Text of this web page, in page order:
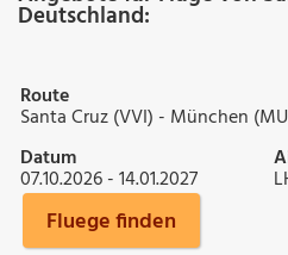
Deutschland:
Route
Santa Cruz (VVI) - München
Datum
07.10.2026 - 14.01.2027
Fluege finden